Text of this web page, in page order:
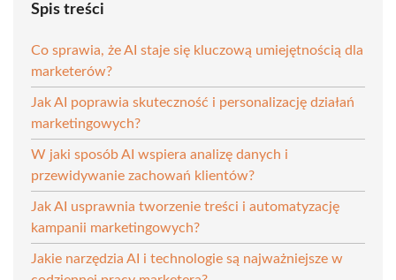
Spis treści
Co sprawia, że AI staje się kluczową umiejętnością dla
marketerów?
Jak AI poprawia skuteczność i personalizację działań
marketingowych?
W jaki sposób AI wspiera analizę danych i
przewidywanie zachowań klientów?
Jak AI usprawnia tworzenie treści i automatyzację
kampanii marketingowych?
Jakie narzędzia AI i technologie są najważniejsze w